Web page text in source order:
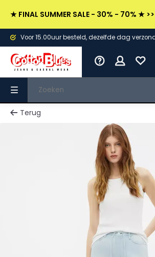
★ FINAL SUMMER SALE - 30% - 70% ★ >>
Voor 15.00uur besteld, dezelfde dag
Terug